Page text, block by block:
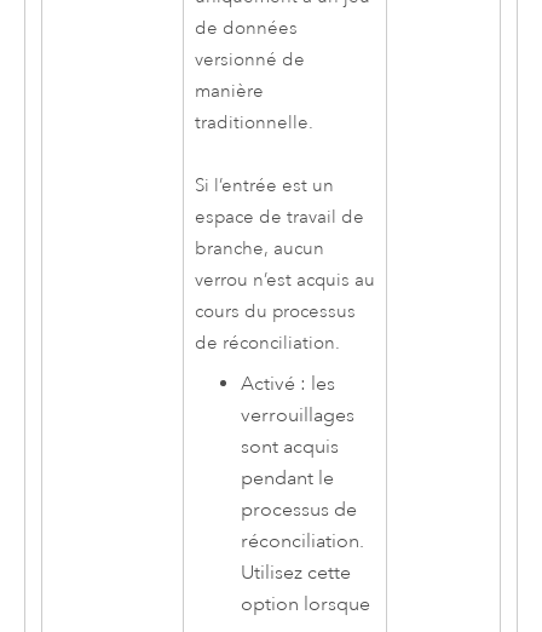
de données
versionné de
manière
traditionnelle.
Si l’entrée est un
espace de travail de
branche, aucun
verrou n’est acquis au
cours du processus
de réconciliation.
Activé : les
verrouillages
sont acquis
pendant le
processus de
réconciliation.
Utilisez cette
option lorsque